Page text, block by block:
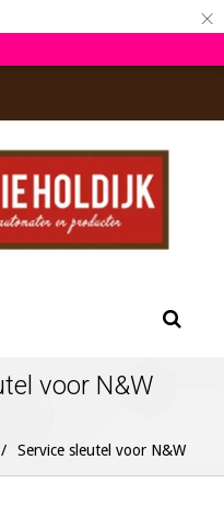
×
voor N&W
/ Service sleutel voor N&W